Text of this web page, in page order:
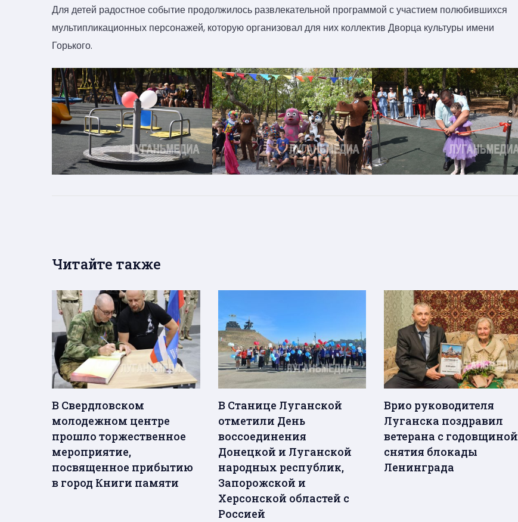
Для детей радостное событие продолжилось развлекательной программой с участием полюбившихся
мультипликационных персонажей, которую организовал для них коллектив Дворца культуры имени
Горького.
Читайте также
В Свердловском
молодежном центре
прошло торжественное
мероприятие,
посвященное прибытию
в город Книги памяти
В Станице Луганской
отметили День
воссоединения
Донецкой и Луганской
народных республик,
Запорожской и
Херсонской областей с
Россией
Врио руководителя
Луганска поздравил
ветерана с годовщиной
снятия блокады
Ленинграда